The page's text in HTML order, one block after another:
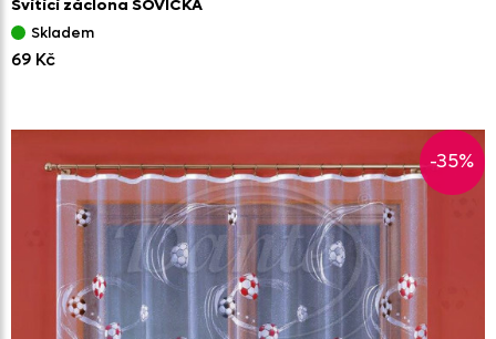
Svítící záclona SOVIČKA
Skladem
69 Kč
-35%